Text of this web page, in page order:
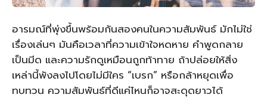
อารมณ์ที่พุ่งขึ้นพร้อมกันสองคนในความสัมพันธ์ มักไม่ใช่
เรื่องเล่นๆ มันคือเวลาที่ความเข้าใจหดหาย คำพูดกลาย
เป็นมีด และความรักดูเหมือนถูกท้าทาย ถ้าปล่อยให้สิ่ง
เหล่านี้พังลงไปโดยไม่มีใคร “เบรก” หรือกล้าหยุดเพื่อ
ทบทวน ความสัมพันธ์ที่ดีแค่ไหนก็อาจสะดุดยาวได้